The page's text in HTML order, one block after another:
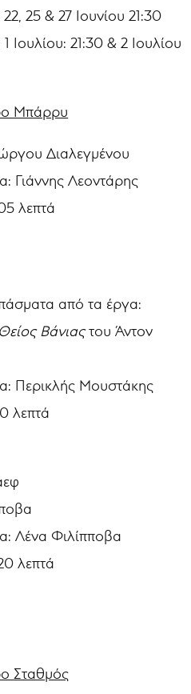
25 & 27 Ιουνίου 21:30
21:30 & 2 Ιουλίου
Μπάρρυ
Διαλεγμένου
Γιάννης Λεοντάρης
λεπτά
από τα έργα:
Βάνιαςτου Άντον
Περικλής Μουστάκης
λεπτά
Λένα Φιλίπποβα
λεπτά
Σταθμός